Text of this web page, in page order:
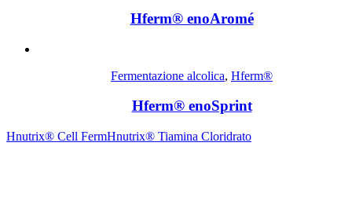
Hferm® enoAromé
Fermentazione alcolica, Hferm®
Hferm® enoSprint
Hnutrix® Cell FermHnutrix® Tiamina Cloridrato